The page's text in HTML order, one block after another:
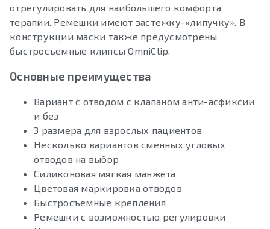
отрегулировать для наибольшего комфорта
терапии. Ремешки имеют застежку-«липучку». В
конструкции маски также предусмотрены
быстросъемные клипсы OmniClip.
Основные преимущества
Вариант с отводом с клапаном анти-асфиксии
и без
3 размера для взрослых пациентов
Несколько вариантов сменных угловых
отводов на выбор
Силиконовая мягкая манжета
Цветовая маркировка отводов
Быстросъемные крепления
Ремешки с возможностью регулировки